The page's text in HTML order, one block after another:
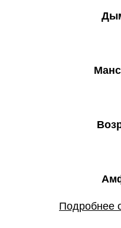
Подробнее